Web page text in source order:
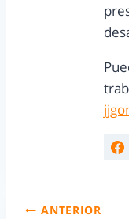
ANTERIOR